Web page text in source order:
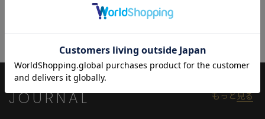
※照明・光の加減、PCやスマートフォンなどの環境により、製品
と画像のカラーの見え方が異なる場合がございます。
※画像はサンプルのため、色味やサイズ等の仕様が変更になる場
合がございます。
※サイズは弊社規定の採寸によって記載しておりますが、若干の
個体差が生じる場合がございます。
JOURNAL もっと見る